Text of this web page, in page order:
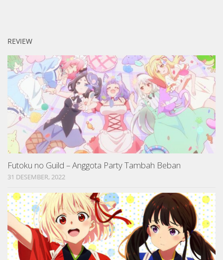
REVIEW
Futoku no Guild – Anggota Party Tambah Beban
31 DESEMBER, 2022